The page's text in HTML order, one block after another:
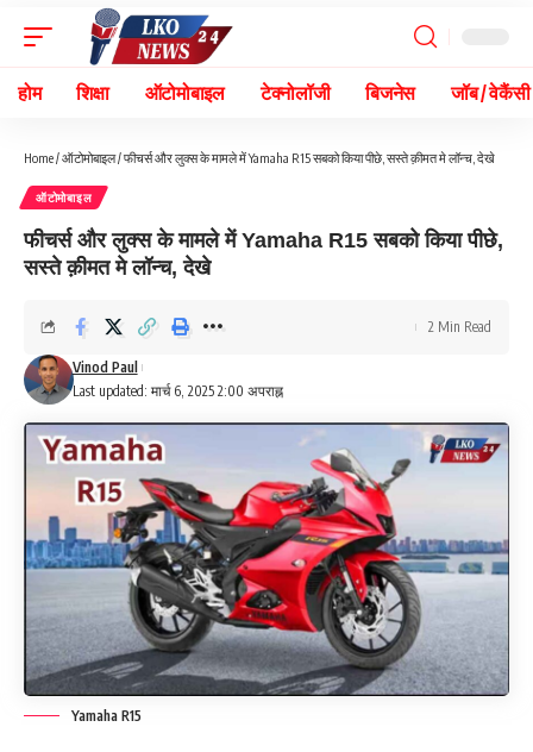
होम शिक्षा ऑटोमोबाइल टेक्नोलॉजी बिजनेस जॉब / वेकैंसी
Home/ऑटोमोबाइल/फीचर्स और लुक्स के मामले में Yamaha R15 सबको किया पीछे, सस्ते क़ीमत मे लॉन्च, देखे
ऑटोमोबाइल
फीचर्स और लुक्स के मामले में Yamaha R15 सबको किया पीछे,
सस्ते क़ीमत मे लॉन्च, देखे
Last updated: मार्च 6, 2025 2:00 अपराह्न
Vinod Paul
2 Min Read
Yamaha R15